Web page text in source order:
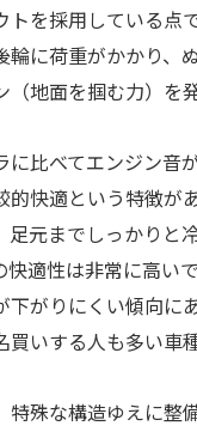
トを採用している点
輪に荷重がかかり、
地面を掴む力）を
に比べてエンジン音
的快適という特徴が
足元までしっかりと
快適性は非常に高い
下がりにくい傾向に
いする人も多い車種
特殊な構造ゆえに整